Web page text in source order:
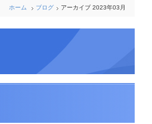
ホーム ブログ アーカイブ 2023年03月